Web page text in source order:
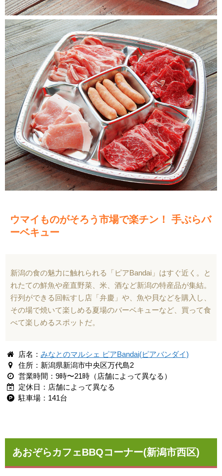
ウマイものがそろう市場で楽チン！ 手ぶらバ
ーベキュー
新潟の食の魅力に触れられる「ピアBandai」はすぐ近く。と
れたての鮮魚や産直野菜、米、酒など新潟の特産品が集結。
行列ができる回転すし店「弁慶」や、魚や貝などを購入し、
その場で焼いて楽しめる夏場のバーベキューなど、買って食
べて楽しめるスポットだ。
店名： みなとのマルシェ ピアBandai(ピアバンダイ)
住所：新潟県新潟市中央区万代島2
営業時間：9時〜21時（店舗によって異なる）
定休日：店舗によって異なる
駐車場：141台
あおぞらカフェBBQコーナー(新潟市西区)